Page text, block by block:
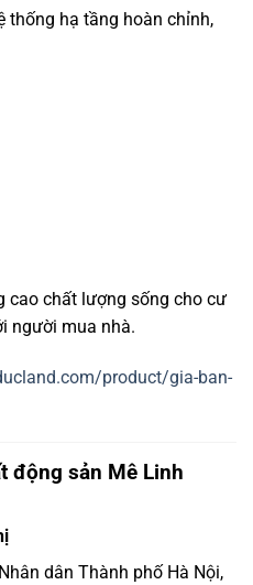
thống hạ tầng hoàn chỉnh,
cao chất lượng sống cho cư
người mua nhà.
product/gia-ban-
động sản Mê Linh
dân Thành phố Hà Nội,